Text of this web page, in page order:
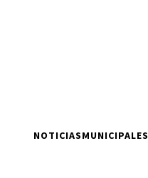
NOTICIASMUNICIPALES